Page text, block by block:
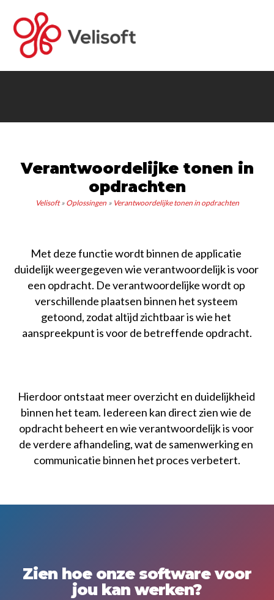
Home
Offertes
Voorraadbeheer
Webshopbeheer
Koppel boekhouding
Abonnementen
Eigen mobiele app
Versleepbare tijdsplanning
Teken in Google maps
Software voor zzp'ers
Software voor in de bouw
Software voor groothandels en E-commerce
Software voor de GWW
Software op maat
Missie en Visie
Nieuws
Contact
Veelgestelde Vragen
Verantwoordelijke tonen in
opdrachten
Velisoft Oplossingen Verantwoordelijke tonen in opdrachten
Met deze functie wordt binnen de applicatie
duidelijk weergegeven wie verantwoordelijk is voor
een opdracht. De verantwoordelijke wordt op
verschillende plaatsen binnen het systeem
getoond, zodat altijd zichtbaar is wie het
aanspreekpunt is voor de betreffende opdracht.
Hierdoor ontstaat meer overzicht en duidelijkheid
binnen het team. Iedereen kan direct zien wie de
opdracht beheert en wie verantwoordelijk is voor
de verdere afhandeling, wat de samenwerking en
communicatie binnen het proces verbetert.
Zien hoe onze software voor
jou kan werken?